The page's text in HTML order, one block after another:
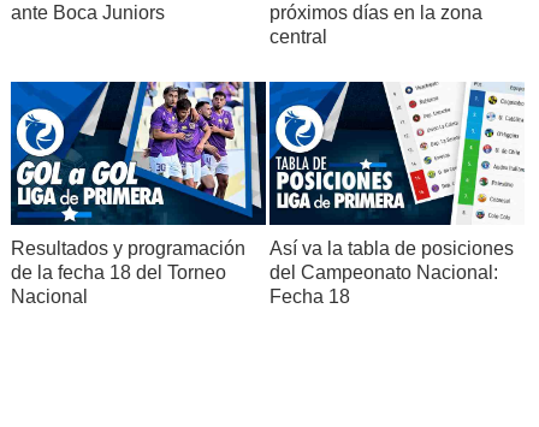
ante Boca Juniors
próximos días en la zona
central
Resultados y programación
de la fecha 18 del Torneo
Nacional
Así va la tabla de posiciones
del Campeonato Nacional:
Fecha 18